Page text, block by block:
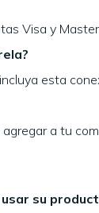
Visa y
esta
a tu
su